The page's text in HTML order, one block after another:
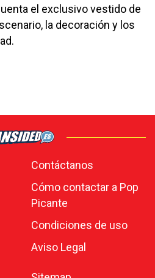
el exclusivo vestido de
la decoración y los
Contáctanos
Cómo contactar a Pop
Picante
Condiciones de uso
Aviso Legal